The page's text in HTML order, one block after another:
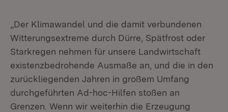
„Der Klimawandel und die damit verbundenen
Witterungsextreme durch Dürre, Spätfrost oder
Starkregen nehmen für unsere Landwirtschaft
existenzbedrohende Ausmaße an, und die in den
zurückliegenden Jahren in großem Umfang
durchgeführten Ad-hoc-Hilfen stoßen an
Grenzen. Wenn wir weiterhin die Erzeugung